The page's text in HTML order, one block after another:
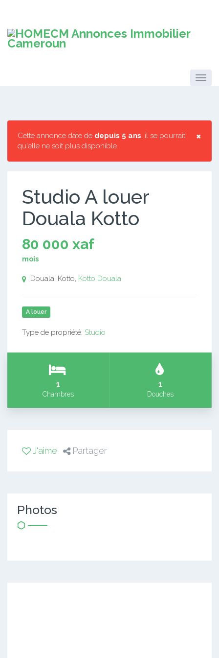
×
Cette annonce date de depuis 5 ans, il se pourrait
qu'elle ne soit plus disponible.
Studio A louer
Douala Kotto
80 000 xaf
mois
Douala, Kotto, Kotto Douala
A louer
Type de propriété: Studio
1
Chambres
1
Douches
J'aime Partager
Photos